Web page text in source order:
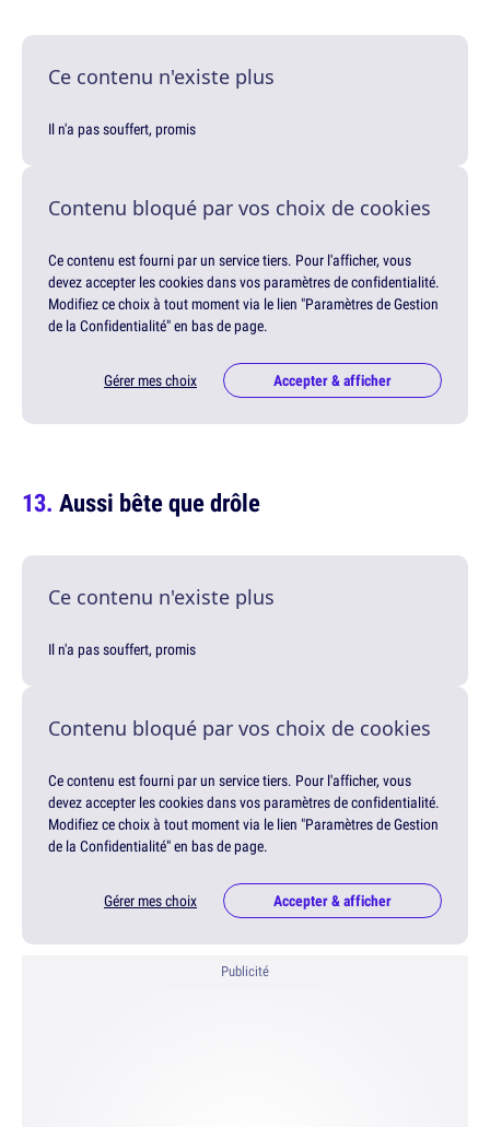
Ce contenu n'existe plus
Il n'a pas souffert, promis
Contenu bloqué par vos choix de cookies
Ce contenu est fourni par un service tiers. Pour l'afficher, vous
devez accepter les cookies dans vos paramètres de confidentialité.
Modifiez ce choix à tout moment via le lien "Paramètres de Gestion
de la Confidentialité" en bas de page.
Gérer mes choix Accepter & afficher
Aussi bête que drôle
Ce contenu n'existe plus
Il n'a pas souffert, promis
Contenu bloqué par vos choix de cookies
Ce contenu est fourni par un service tiers. Pour l'afficher, vous
devez accepter les cookies dans vos paramètres de confidentialité.
Modifiez ce choix à tout moment via le lien "Paramètres de Gestion
de la Confidentialité" en bas de page.
Gérer mes choix Accepter & afficher
Publicité